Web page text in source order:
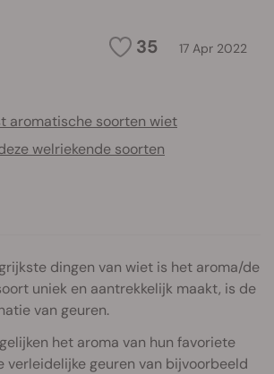
35 17 Apr 2022
aromatische soorten wiet
welriekende soorten
dingen van wiet is het aroma/de
uniek en aantrekkelijk maakt, is de
van geuren.
het aroma van hun favoriete
verleidelijke geuren van bijvoorbeeld